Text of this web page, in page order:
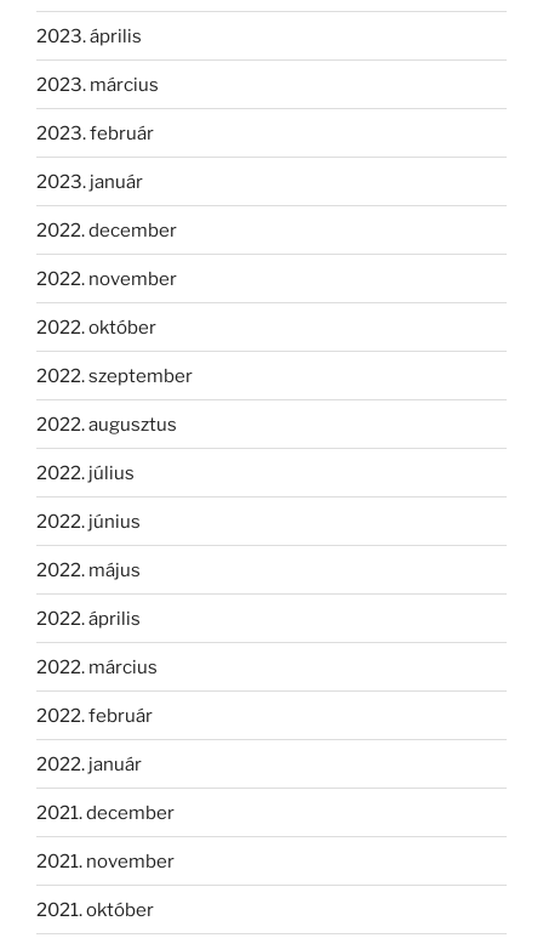
2023. április
2023. március
2023. február
2023. január
2022. december
2022. november
2022. október
2022. szeptember
2022. augusztus
2022. július
2022. június
2022. május
2022. április
2022. március
2022. február
2022. január
2021. december
2021. november
2021. október